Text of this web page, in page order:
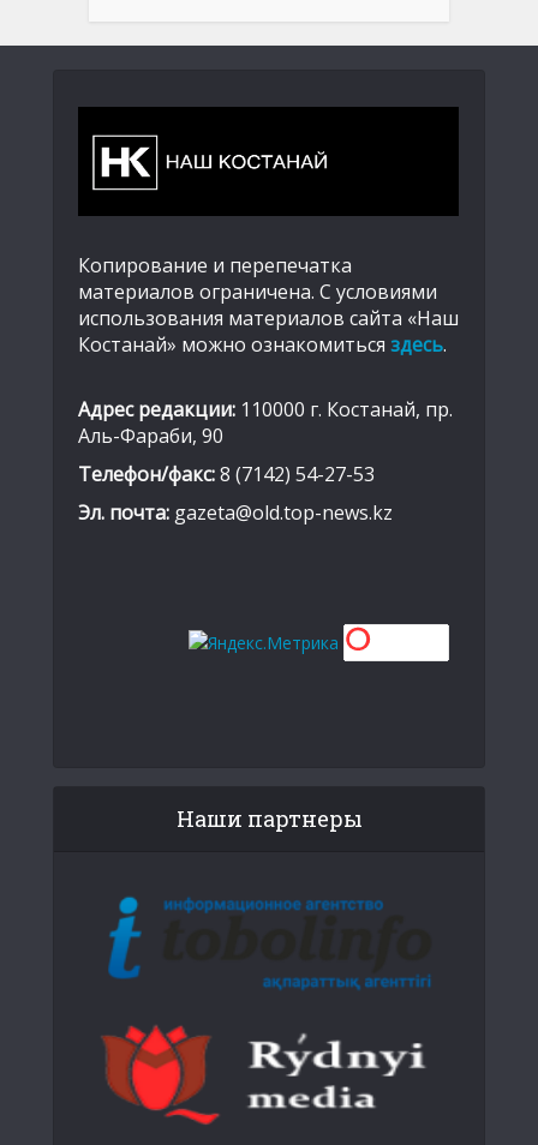
Копирование и перепечатка
материалов ограничена. С условиями
использования материалов сайта «Наш
Костанай» можно ознакомиться здесь.
Адрес редакции: 110000 г. Костанай, пр.
Аль-Фараби, 90
Телефон/факс:8 (7142) 54-27-53
Эл. почта: gazeta@old.top-news.kz
Наши партнеры